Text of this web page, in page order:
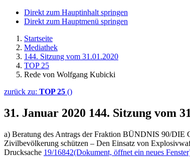
Direkt zum Hauptinhalt springen
Direkt zum Hauptmenü springen
Startseite
Mediathek
144. Sitzung vom 31.01.2020
TOP 25
Rede von Wolfgang Kubicki
zurück zu: TOP 25 ()
31. Januar 2020 144. Sitzung vom
a) Beratung des Antrags der Fraktion BÜNDNIS 90/DIE
Zivilbevölkerung schützen – Den Einsatz von
Drucksache 19/16842(Dokument, öffnet ein neues